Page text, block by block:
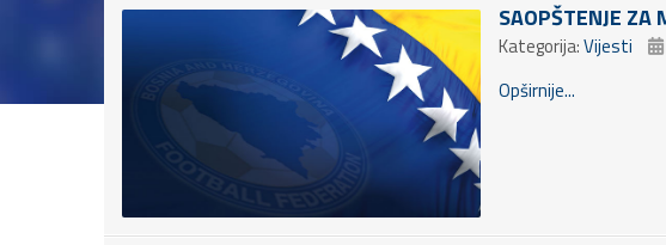
SAOPŠTENJE ZA
Kategorija:Vijesti
Opširnije...